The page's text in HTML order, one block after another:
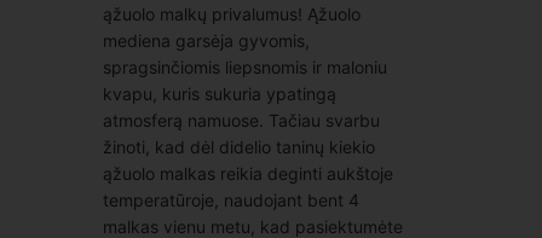
ąžuolo malkų privalumus! Ąžuolo
mediena garsėja gyvomis,
spragsinčiomis liepsnomis ir maloniu
kvapu, kuris sukuria ypatingą
atmosferą namuose. Tačiau svarbu
žinoti, kad dėl didelio taninų kiekio
ąžuolo malkas reikia deginti aukštoje
temperatūroje, naudojant bent 4
malkas vienu metu, kad pasiektumėte